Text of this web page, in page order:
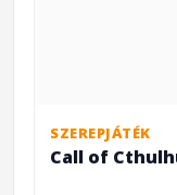
SZEREPJÁTÉK
Call of